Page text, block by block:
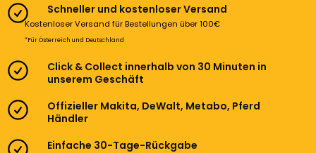
Schneller und kostenloser Versand
Kostenloser Versand für Bestellungen über 100€
*Für Österreich und Deutschland
Click & Collect innerhalb von 30 Minuten in
unserem Geschäft
Offizieller Makita, DeWalt, Metabo, Pferd
Händler
Einfache 30-Tage-Rückgabe